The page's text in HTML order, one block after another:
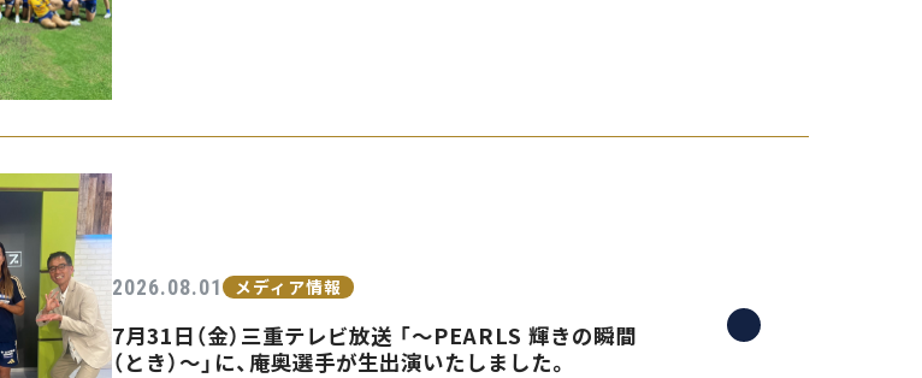
2026.08.01 メディア情報
7月31日（金）三重テレビ放送 「〜PEARLS 輝きの瞬間
（とき）〜」に、庵奥選手が生出演いたしました。